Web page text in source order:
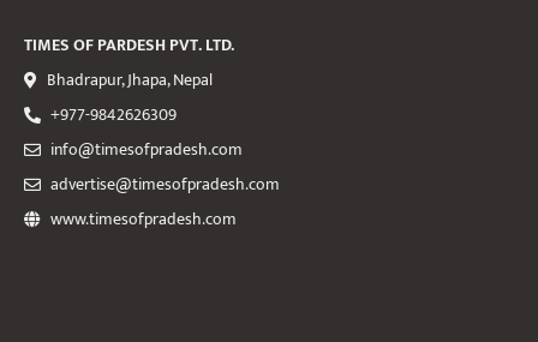
TIMES OF PARDESH PVT. LTD.
Bhadrapur, Jhapa, Nepal
+977-9842626309
info@timesofpradesh.com
advertise@timesofpradesh.com
www.timesofpradesh.com